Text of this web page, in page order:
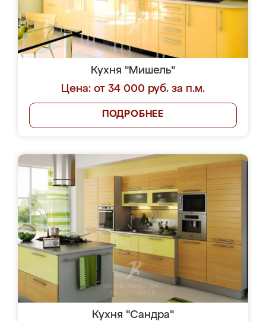
Кухня "Мишель"
Цена: от 34 000 руб. за п.м.
ПОДРОБНЕЕ
Кухня "Сандра"